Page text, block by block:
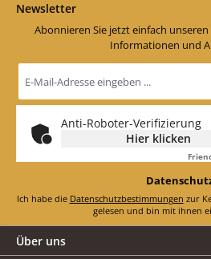
Newsletter
Abonnieren Sie jetzt einfach
Informationen und
Mail-
Adresse
*
Anti-Roboter-Verifizierung
Hier klicken
Ich habe die Datenschutzbestimmungen zur
gelesen und bin mit ihnen
Über uns